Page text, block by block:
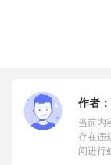
作者：
当前内
存在违
间进行